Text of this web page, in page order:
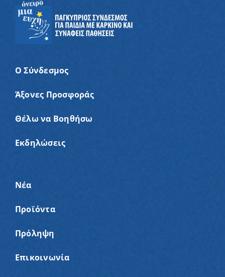
Ο Σύνδεσμος
Άξονες Προσφοράς
Θέλω να Βοηθήσω
Εκδηλώσεις
Νέα
Προϊόντα
Πρόληψη
Επικοινωνία